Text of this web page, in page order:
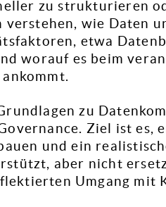
zu strukturieren
wie Daten
etwa
worauf es beim
zu
Ziel ist es,
und ein
aber nicht
Umgang mit